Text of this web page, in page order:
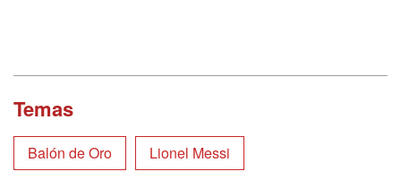
Temas
Balón de Oro Lionel Messi